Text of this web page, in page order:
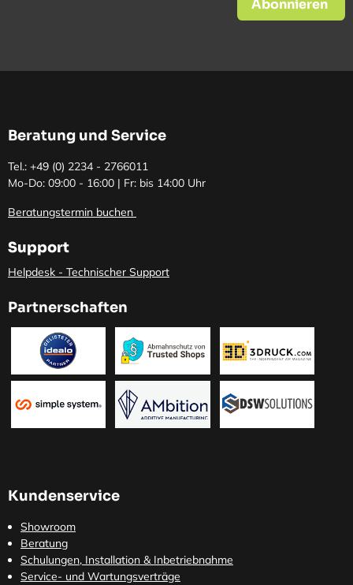
Abonnieren
Beratung und Service
Tel.: +49 (0) 2234 - 2766011
Mo-Do: 09:00 - 16:00 | Fr: bis 14:00 Uhr
Beratungstermin buchen
Support
Helpdesk - Technischer Support
Partnerschaften
Kundenservice
Showroom
Beratung
Schulungen, Installation & Inbetriebnahme
Service- und Wartungsverträge